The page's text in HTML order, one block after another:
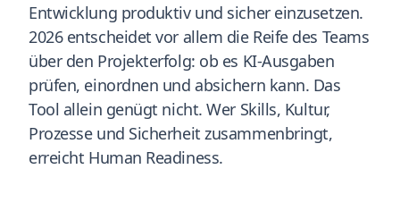
Entwicklung produktiv und sicher einzusetzen.
2026 entscheidet vor allem die Reife des Teams
über den Projekterfolg: ob es KI-Ausgaben
prüfen, einordnen und absichern kann. Das
Tool allein genügt nicht. Wer Skills, Kultur,
Prozesse und Sicherheit zusammenbringt,
erreicht Human Readiness.